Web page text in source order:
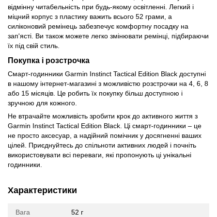
відмінну читабельність при будь-якому освітленні. Легкий і
міцний корпус з пластику важить всього 52 грами, а
силіконовий ремінець забезпечує комфортну посадку на
зап'ясті. Ви також можете легко змінювати ремінці, підбираючи
їх під свій стиль.
Покупка і розстрочка
Смарт-годинники Garmin Instinct Tactical Edition Black доступні
в нашому інтернет-магазині з можливістю розстрочки на 4, 6, 8
або 15 місяців. Це робить їх покупку більш доступною і
зручною для кожного.
Не втрачайте можливість зробити крок до активного життя з
Garmin Instinct Tactical Edition Black. Ці смарт-годинники – це
не просто аксесуар, а надійний помічник у досягненні ваших
цілей. Приєднуйтесь до спільноти активних людей і почніть
використовувати всі переваги, які пропонують ці унікальні
годинники.
Характеристики
Вага 52 г